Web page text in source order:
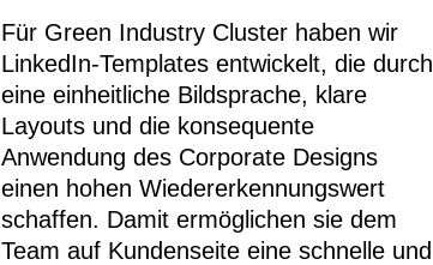
Für Green Industry Cluster haben wir
LinkedIn-Templates entwickelt, die durch
eine einheitliche Bildsprache, klare
Layouts und die konsequente
Anwendung des Corporate Designs
einen hohen Wiedererkennungswert
schaffen. Damit ermöglichen sie dem
Team auf Kundenseite eine schnelle und